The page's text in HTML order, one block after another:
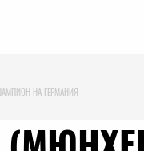
НА ГЕРМАНИЯ